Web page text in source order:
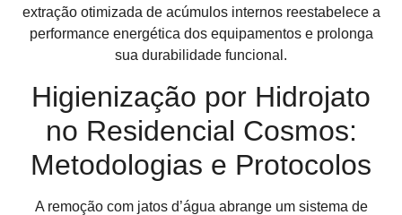
extração otimizada de acúmulos internos reestabelece a
performance energética dos equipamentos e prolonga
sua durabilidade funcional.
Higienização por Hidrojato
no Residencial Cosmos:
Metodologias e Protocolos
A remoção com jatos d’água abrange um sistema de